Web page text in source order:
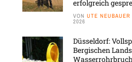
erfolgreich
VON UTE NEUBAUER
2026
Düsseldorf:
Bergischen